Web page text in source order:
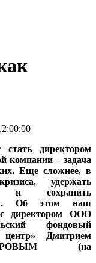
директором
компании – задача
Еще сложнее, в
удержать
и сохранить
Об этом наш
директором ООО
фондовый
центр» Дмитрием
(на